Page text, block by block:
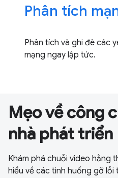
Phân tích
Phân tích và ghi đè các
mạng ngay lập tức.
Mẹo về công
nhà phát triển
Khám phá chuỗi video hằng
hiểu về các tình huống gỡ